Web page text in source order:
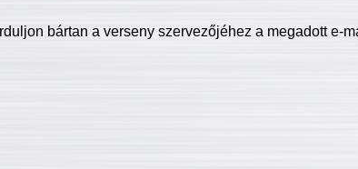
bártan a verseny szervezőjéhez a megadott e-